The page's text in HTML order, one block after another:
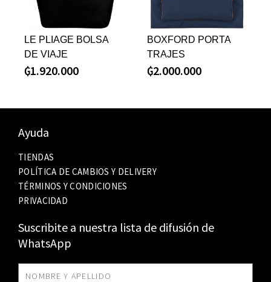
LE PLIAGE BOLSA
DE VIAJE
₲1.920.000
BOXFORD PORTA
TRAJES
₲2.000.000
Ayuda
TIENDAS
POLÍTICA DE CAMBIOS Y DELIVERY
TÉRMINOS Y CONDICIONES
PRIVACIDAD
Suscribite a nuestra lista de difusión de
WhatsApp